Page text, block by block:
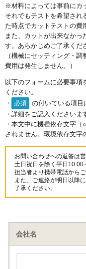
※材料によっては事前にカ
それでもテストを希望され
た時点でカットテストの費
また、カットが出来なかっ
す。あらかじめご了承くだ
（機械にセッティング・
費用は発生しません。）
以下のフォームに必要事項
ください。
・
必須
の付いている項目
・詳細をご記入くださいま
・本文中に機種依存文字
されません。環境依存文字
お問い合わせへの返答は
土日祝日を除く平日10:00
担当者より携帯電話から
また、ご連絡が明日以降
了承ください。
会社名